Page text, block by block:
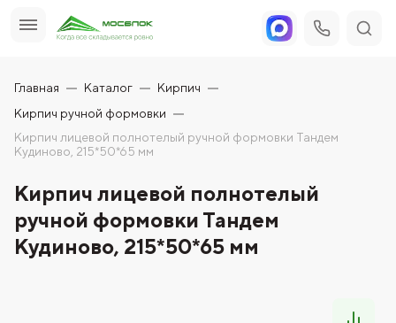
Главная Каталог
Кирпич
Кирпич ручной формовки
Кирпич лицевой полнотелый ручной формовки Тандем
Кудиново, 215*50*65 мм
Кирпич лицевой полнотелый
ручной формовки Тандем
Кудиново, 215*50*65 мм